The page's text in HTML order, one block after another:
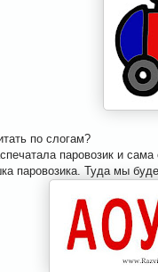
по слогам?
паровозик и
паровозика. Туда мы